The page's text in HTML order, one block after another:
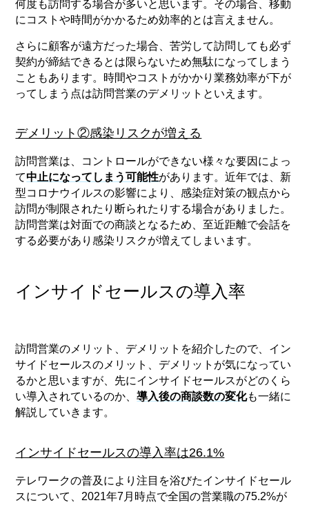
何度も訪問する場合が多いと思います。その場合、移動
にコストや時間がかかるため効率的とは言えません。
さらに顧客が遠方だった場合、苦労して訪問しても必ず
契約が締結できるとは限らないため無駄になってしまう
こともあります。時間やコストがかかり業務効率が下が
ってしまう点は訪問営業のデメリットといえます。
デメリット②感染リスクが増える
訪問営業は、コントロールができない様々な要因によっ
て中止になってしまう可能性があります。近年では、新
型コロナウイルスの影響により、感染症対策の観点から
訪問が制限されたり断られたりする場合がありました。
訪問営業は対面での商談となるため、至近距離で会話を
する必要があり感染リスクが増えてしまいます。
インサイドセールスの導入率
訪問営業のメリット、デメリットを紹介したので、イン
サイドセールスのメリット、デメリットが気になってい
るかと思いますが、先にインサイドセールスがどのくら
い導入されているのか、導入後の商談数の変化も一緒に
解説していきます。
インサイドセールスの導入率は26.1%
テレワークの普及により注目を浴びたインサイドセール
スについて、2021年7月時点で全国の営業職の75.2%が